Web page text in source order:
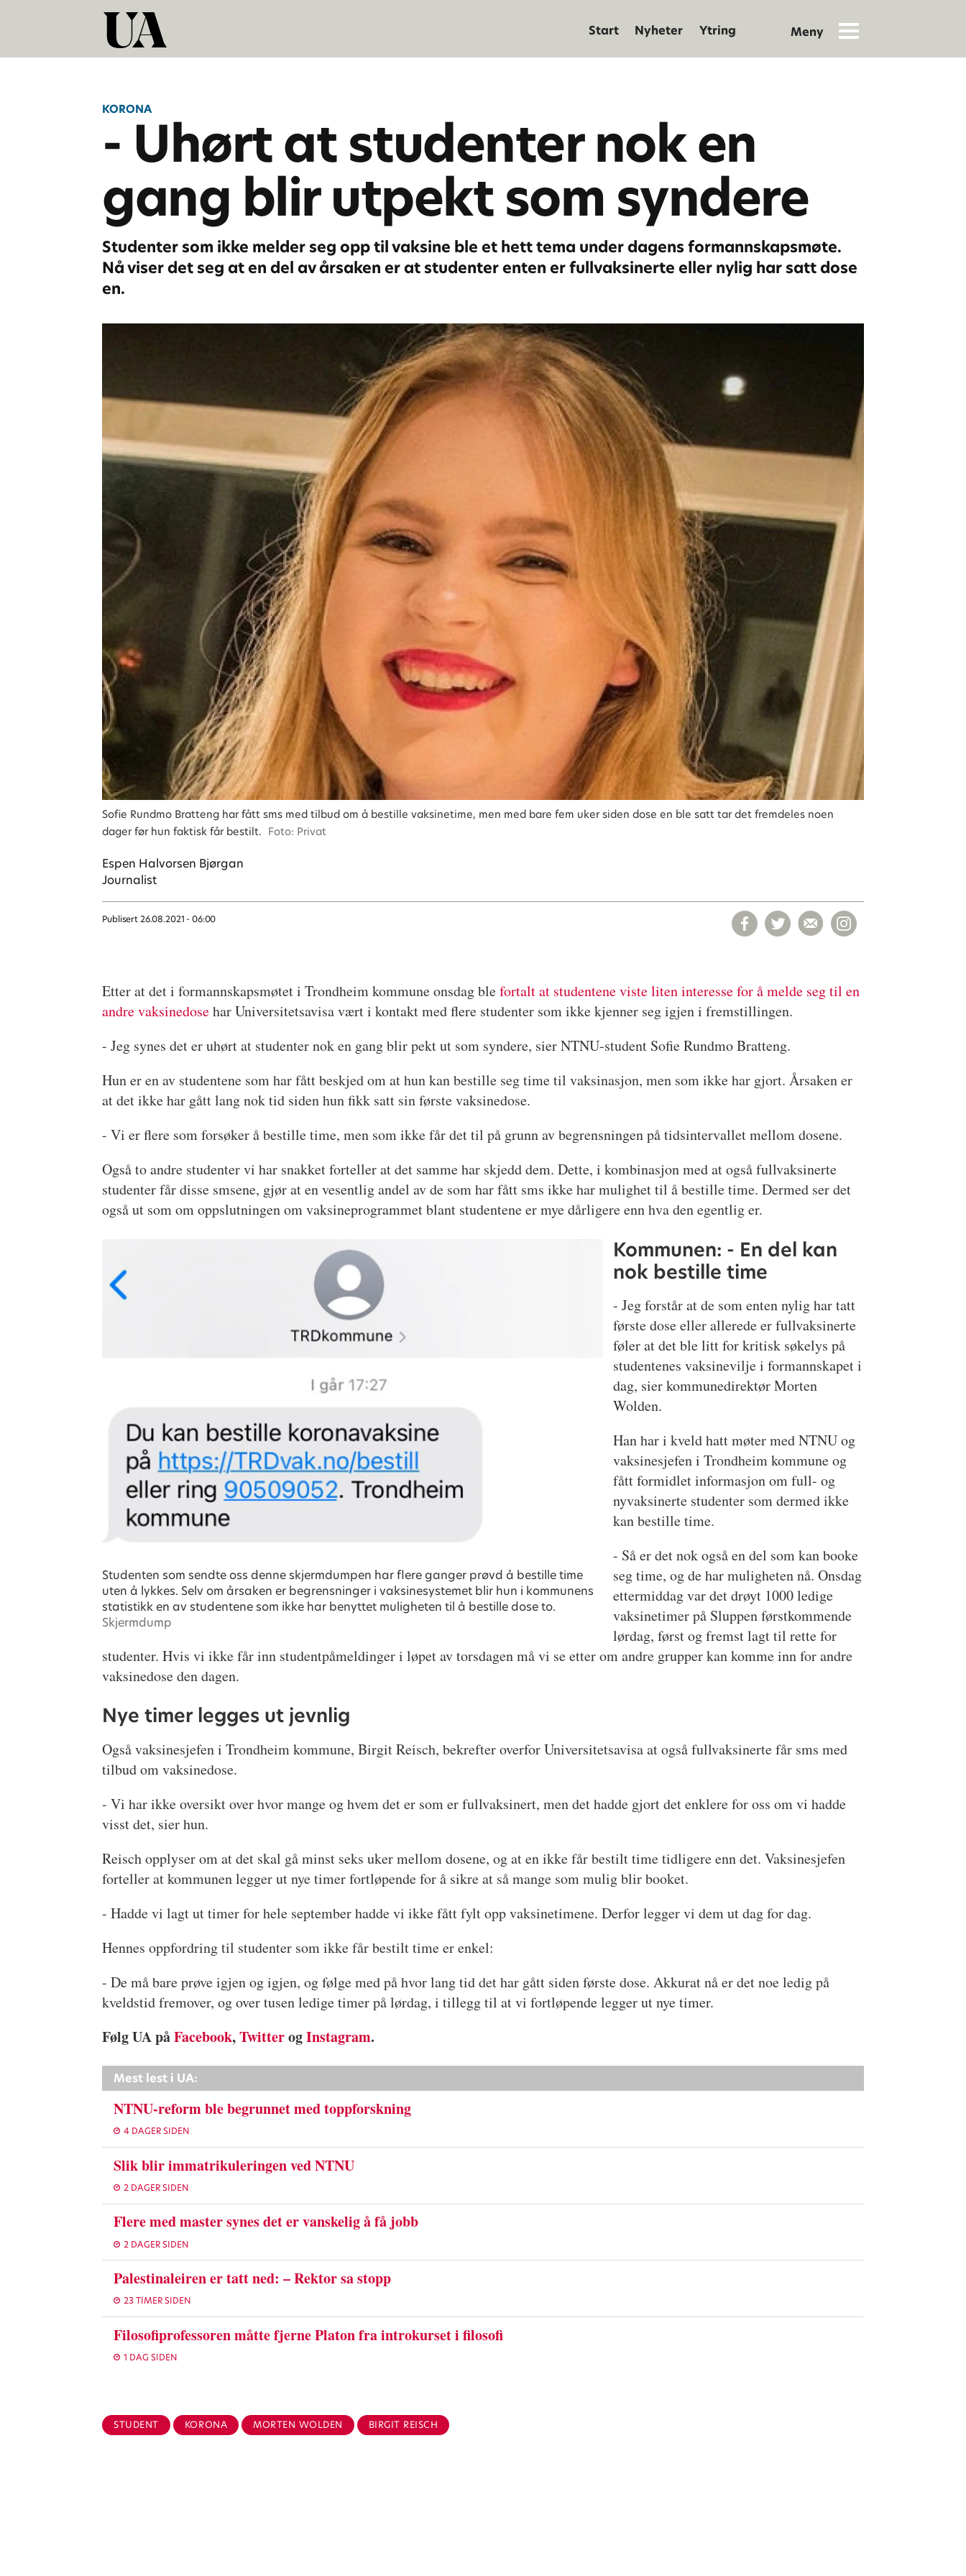
Start Nyheter Ytring
KORONA
- Uhørt at studenter nok en
gang blir utpekt som syndere
Studenter som ikke melder seg opp til vaksine ble et hett tema under dagens formannskapsmøte.
Nå viser det seg at en del av årsaken er at studenter enten er fullvaksinerte eller nylig har satt dose
en.
Sofie Rundmo Bratteng har fått sms med tilbud om å bestille vaksinetime, men med bare fem uker siden dose en ble satt tar det fremdeles noen
dager før hun faktisk får bestilt. Foto: Privat
Espen Halvorsen Bjørgan
Journalist
Publisert 26.08.2021 - 06:00
Etter at det i formannskapsmøtet i Trondheim kommune onsdag blefortalt at studentene viste liten interesse for å melde seg til en
andre vaksinedosehar Universitetsavisa vært i kontakt med flere studenter som ikke kjenner seg igjen i fremstillingen.
- Jeg synes det er uhørt at studenter nok en gang blir pekt ut som syndere, sier NTNU-student Sofie Rundmo Bratteng.
Hun er en av studentene som har fått beskjed om at hun kan bestille seg time til vaksinasjon, men som ikke har gjort. Årsaken er
at det ikke har gått lang nok tid siden hun fikk satt sin første vaksinedose.
- Vi er flere som forsøker å bestille time, men som ikke får det til på grunn av begrensningen på tidsintervallet mellom dosene.
Også to andre studenter vi har snakket forteller at det samme har skjedd dem. Dette, i kombinasjon med at også fullvaksinerte
studenter får disse smsene, gjør at en vesentlig andel av de som har fått sms ikke har mulighet til å bestille time. Dermed ser det
også ut som om oppslutningen om vaksineprogrammet blant studentene er mye dårligere enn hva den egentlig er.
Studenten som sendte oss denne skjermdumpen har flere ganger prøvd å bestille time
uten å lykkes. Selv om årsaken er begrensninger i vaksinesystemet blir hun i kommunens
statistikk en av studentene som ikke har benyttet muligheten til å bestille dose to.
Skjermdump
Kommunen: - En del kan
nok bestille time
- Jeg forstår at de som enten nylig har tatt
første dose eller allerede er fullvaksinerte
føler at det ble litt for kritisk søkelys på
studentenes vaksinevilje i formannskapet i
dag, sier kommunedirektør Morten
Wolden.
Han har i kveld hatt møter med NTNU og
vaksinesjefen i Trondheim kommune og
fått formidlet informasjon om full- og
nyvaksinerte studenter som dermed ikke
kan bestille time.
- Så er det nok også en del som kan booke
seg time, og de har muligheten nå. Onsdag
ettermiddag var det drøyt 1000 ledige
vaksinetimer på Sluppen førstkommende
lørdag, først og fremst lagt til rette for
studenter. Hvis vi ikke får inn studentpåmeldinger i løpet av torsdagen må vi se etter om andre grupper kan komme inn for andre
vaksinedose den dagen.
Nye timer legges ut jevnlig
Også vaksinesjefen i Trondheim kommune, Birgit Reisch, bekrefter overfor Universitetsavisa at også fullvaksinerte får sms med
tilbud om vaksinedose.
- Vi har ikke oversikt over hvor mange og hvem det er som er fullvaksinert, men det hadde gjort det enklere for oss om vi hadde
visst det, sier hun.
Reisch opplyser om at det skal gå minst seks uker mellom dosene, og at en ikke får bestilt time tidligere enn det. Vaksinesjefen
forteller at kommunen legger ut nye timer fortløpende for å sikre at så mange som mulig blir booket.
- Hadde vi lagt ut timer for hele september hadde vi ikke fått fylt opp vaksinetimene. Derfor legger vi dem ut dag for dag.
Hennes oppfordring til studenter som ikke får bestilt time er enkel:
- De må bare prøve igjen og igjen, og følge med på hvor lang tid det har gått siden første dose. Akkurat nå er det noe ledig på
kveldstid fremover, og over tusen ledige timer på lørdag, i tillegg til at vi fortløpende legger ut nye timer.
Følg UA påFacebook,TwitterogInstagram.
Mest lest i UA:
NTNU-reform ble begrunnet med toppforskning
4 DAGER SIDEN
Slik blir immatrikuleringen ved NTNU
2 DAGER SIDEN
Flere med master synes det er vanskelig å få jobb
2 DAGER SIDEN
Palestinaleiren er tatt ned: – Rektor sa stopp
23 TIMER SIDEN
Filosofiprofessoren måtte fjerne Platon fra introkurset i filosofi
1 DAG SIDEN
STUDENT KORONA MORTEN WOLDEN BIRGIT REISCH